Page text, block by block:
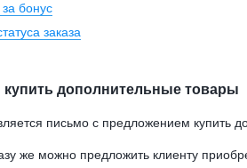
бонус
заказа
дополнительные товары
письмо с предложением купить
же можно предложить клиенту